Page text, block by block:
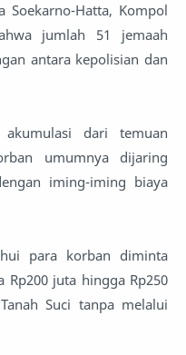
Soekarno-Hatta, Kompol
jumlah 51 jemaah
antara kepolisian dan
akumulasi dari temuan
umumnya dijaring
iming-iming biaya
para korban diminta
juta hingga Rp250
Suci tanpa melalui